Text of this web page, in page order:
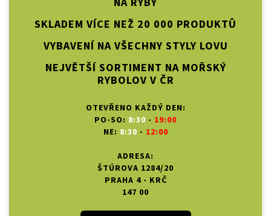
SKLADEM VÍCE NEŽ 20 000 PRODUKTŮ
VYBAVENÍ NA VŠECHNY STYLY LOVU
NEJVĚTŠÍ SORTIMENT NA MOŘSKÝ
RYBOLOV V ČR
OTEVŘENO KAŽDÝ DEN:
PO-SO: 8:30 - 19:00
NE: 8:30 - 12:00
ADRESA:
ŠTÚROVA 1284/20
PRAHA 4 - KRČ
147 00